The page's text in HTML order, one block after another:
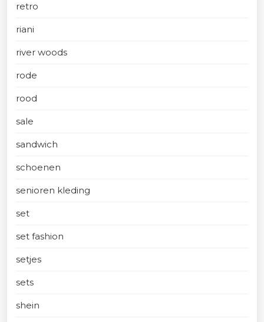
retro
riani
river woods
rode
rood
sale
sandwich
schoenen
senioren kleding
set
set fashion
setjes
sets
shein